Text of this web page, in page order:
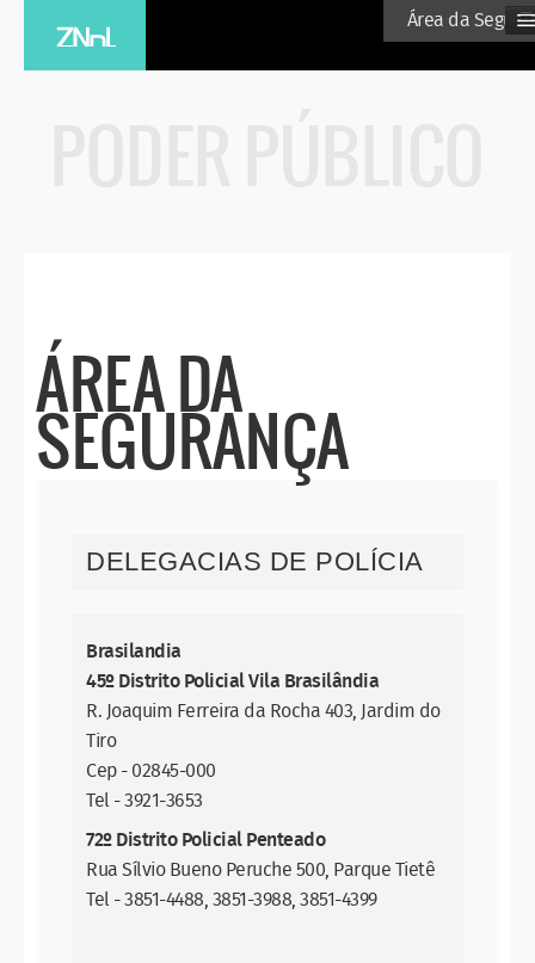
Área da ≡
ÁREA DA
SEGURANÇA
DELEGACIAS DE POLÍCIA
Brasilandia
45º Distrito Policial Vila Brasilândia
R. Joaquim Ferreira da Rocha 403, Jardim do
Tiro
Cep - 02845-000
Tel - 3921-3653
72º Distrito Policial Penteado
Rua Sílvio Bueno Peruche 500, Parque Tietê
Tel - 3851-4488, 3851-3988, 3851-4399